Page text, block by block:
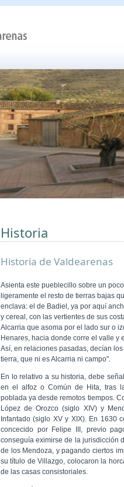
Historia
Historia de Valdearenas
Asienta este pueblecillo sobre un
ligeramente el resto de tierras bajas
enclava: el de Badiel, ya por aquí
y cereal, con las vertientes de sus
Alcarria que asoma por el lado sur o
Henares, hacia donde corre el valle y
Así, en relaciones pasadas, decían
tierra, que ni es Alcarria ni campo".
En lo relativo a su historia, debe
en el alfoz o Común de Hita, tras
poblada ya desde remotos tiempos.
López de Orozco (siglo XIV) y
Infantado (siglo XV y XIX). En 1630
con­cecido por Felipe III, previo
conseguía eximirse de la jurisdicción
de los Mendoza, y pagando ciertos
su título de Villazgo, colocaron la
de las casas consistoriales.